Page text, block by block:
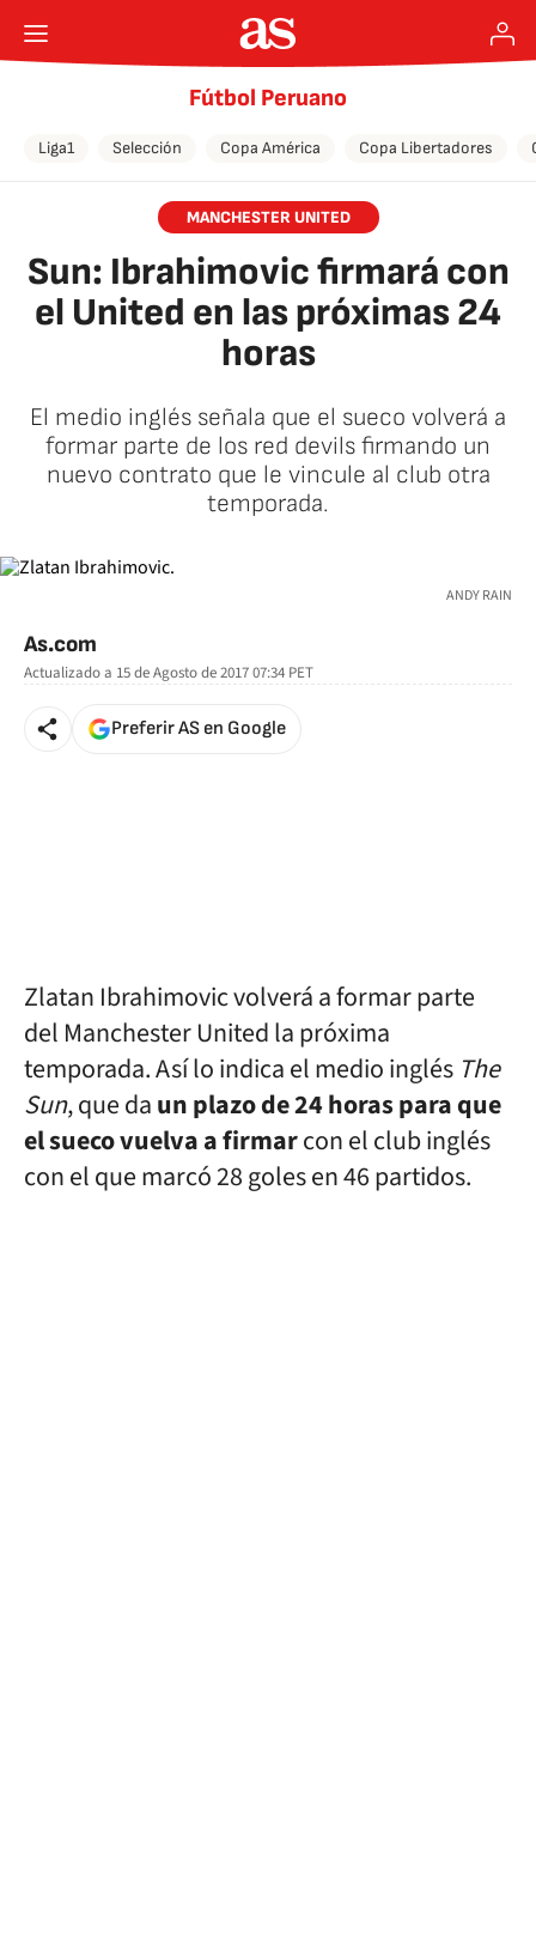
Fútbol Peruano
Liga1 Selección Copa América Copa Libertadores
MANCHESTER UNITED
Sun: Ibrahimovic firmará con
el United en las próximas 24
horas
El medio inglés señala que el sueco volverá a
formar parte de los red devils firmando un
nuevo contrato que le vincule al club otra
temporada.
ANDY RAIN
As.com
Actualizado a 15 de Agosto de 2017 07:34 PET
Preferir AS en Google
Zlatan Ibrahimovic volverá a formar parte
del Manchester United la próxima
temporada. Así lo indica el medio inglés The
Sun, que daun plazo de 24 horas para que
el sueco vuelva a firmarcon el club inglés
con el que marcó 28 goles en 46 partidos.